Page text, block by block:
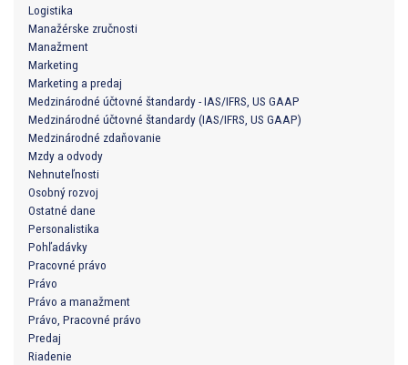
Logistika
Manažérske zručnosti
Manažment
Marketing
Marketing a predaj
Medzinárodné účtovné štandardy - IAS/IFRS, US GAAP
Medzinárodné účtovné štandardy (IAS/IFRS, US GAAP)
Medzinárodné zdaňovanie
Mzdy a odvody
Nehnuteľnosti
Osobný rozvoj
Ostatné dane
Personalistika
Pohľadávky
Pracovné právo
Právo
Právo a manažment
Právo, Pracovné právo
Predaj
Riadenie